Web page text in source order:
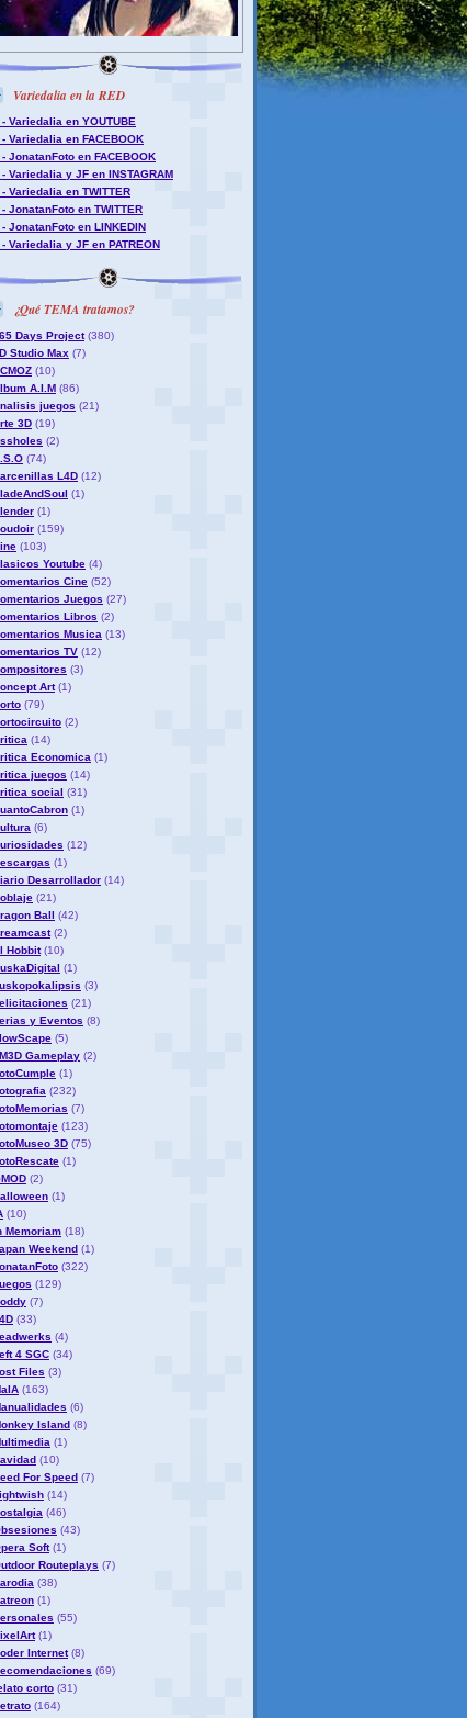
Variedalia en la RED
- Variedalia en YOUTUBE
- Variedalia en FACEBOOK
- JonatanFoto en FACEBOOK
- Variedalia y JF en INSTAGRAM
- Variedalia en TWITTER
- JonatanFoto en TWITTER
- JonatanFoto en LINKEDIN
- Variedalia y JF en PATREON
¿Qué TEMA tratamos?
Days Project (380)
Studio Max (7)
(10)
A.I.M (86)
juegos (21)
3D (19)
(2)
(74)
L4D (12)
(1)
(1)
(159)
(103)
Youtube (4)
Cine (52)
Juegos (27)
Libros (2)
Musica (13)
TV (12)
(3)
Art (1)
(79)
(2)
(14)
Economica (1)
juegos (14)
social (31)
(1)
(6)
(12)
(1)
Desarrollador (14)
(21)
Ball (42)
(2)
Hobbit (10)
(1)
(3)
(21)
y Eventos (8)
(5)
Gameplay (2)
(1)
(232)
(7)
(123)
3D (75)
(1)
(2)
(1)
(10)
Memoriam (18)
Weekend (1)
(322)
(129)
(7)
(33)
(4)
4 SGC (34)
Files (3)
(163)
(6)
Island (8)
(1)
(10)
For Speed (7)
(14)
(46)
(43)
Soft (1)
Routeplays (7)
(38)
(1)
(55)
(1)
Internet (8)
(69)
corto (31)
(164)